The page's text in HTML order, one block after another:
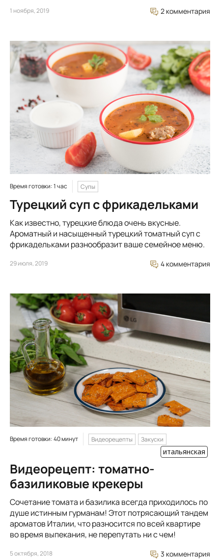
1 ноября, 2019 2 комментария
Время готовки: 1 час Супы
Турецкий суп с фрикадельками
Как известно, турецкие блюда очень вкусные.
Ароматный и насыщенный турецкий томатный суп с
фрикадельками разнообразит ваше семейное меню.
29 июля, 2019 4 комментария
Время готовки: 40 минут Видеорецепты Закуски
итальянская
Видеорецепт: томатно-
базиликовые крекеры
Сочетание томата и базилика всегда приходилось по
душе истинным гурманам! Этот потрясающий тандем
ароматов Италии, что разносится по всей квартире
во время выпекания, не перепутать ни с чем!
5 октября, 2018 3 комментария